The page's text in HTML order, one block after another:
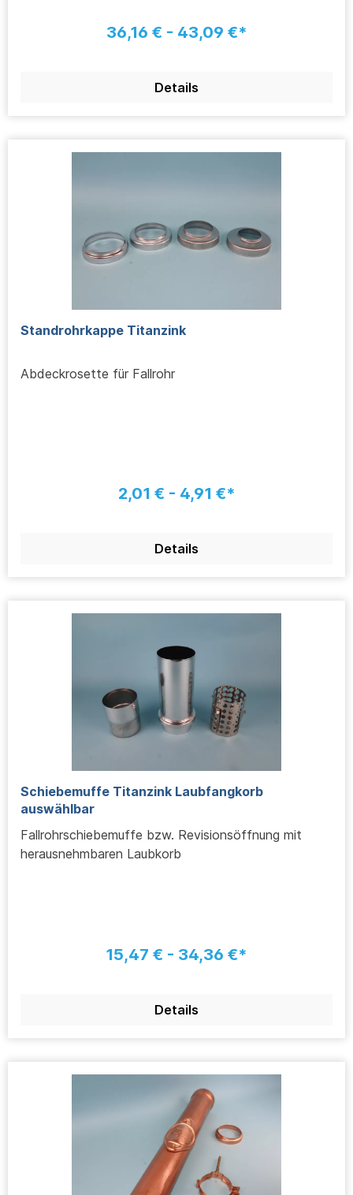
36,16 € - 43,09 €*
Details
Standrohrkappe Titanzink
Abdeckrosette für Fallrohr
2,01 € - 4,91 €*
Details
Schiebemuffe Titanzink Laubfangkorb
auswählbar
Fallrohrschiebemuffe bzw. Revisionsöffnung mit
herausnehmbaren Laubkorb
15,47 € - 34,36 €*
Details